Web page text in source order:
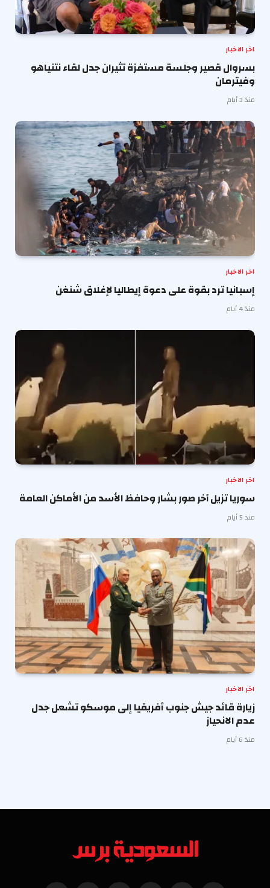
اخر الاخبار
بسروال قصير وجلسة مستفزة تثيران جدل لقاء نتنياهو
وفيترمان
منذ 3 أيام
اخر الاخبار
إسبانيا ترد بقوة على دعوة إيطاليا لإغلاق شنغن
منذ 4 أيام
اخر الاخبار
سوريا تزيل آخر صور بشار وحافظ الأسد من الأماكن العامة
منذ 5 أيام
اخر الاخبار
زيارة قائد جيش جنوب أفريقيا إلى موسكو تشعل جدل
عدم الانحياز
منذ 6 أيام